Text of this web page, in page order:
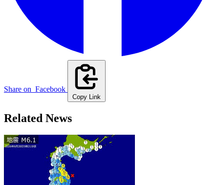
Share on Facebook
Copy Link
Related News